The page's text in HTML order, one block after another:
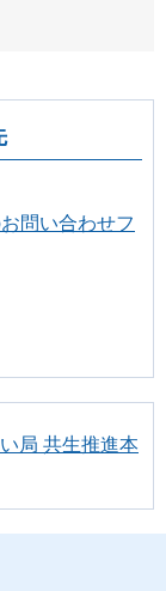
問い合わせフ
局 共生推進本